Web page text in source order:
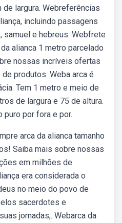
largura. Webreferências
incluindo passagens
samuel e hebreus. Webfrete
alianca 1 metro parcelado
nossas incríveis ofertas
produtos. Weba arca é
Tem 1 metro e meio de
de largura e 75 de altura.
puro por fora e por.
arca da alianca tamanho
Saiba mais sobre nossas
em milhões de
era considerada o
no meio do povo de
sacerdotes e
jornadas,. Webarca da